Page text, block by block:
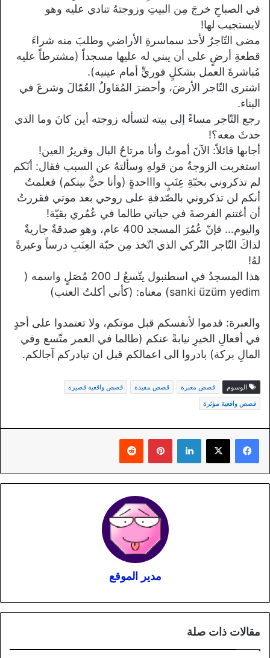
في الصباحِ خرجَ مِن البيتِ وزوجتهُ تنادي عليه وهو
لايستجيب لها!
مضى التّاجرُ لأحد سماسرةِ الأراضي وطلبَ منه شراءَ
قطعةِ أرضٍ على أن يبني له عليها مسجداً (مشترطاً عليه
مُباشرةَ العمل بشكلٍ فوريٍّ أمام عينيه).
اشترى التّاجر الأرضَ، وأحضرَ المُقاولُ العُمّالَ وشرعَ في
البناء.
رجع التّاجر مساءً إلى بيته لتسأله زوجته أين كانَ وما الذي
حدثَ معه؟!
أجابها قائلاً: الآنَ أموتُ وأنا مرتاحُ البال وقريرُ العين!
استغربت الزوجةُ من قولهِ وسألتهُ عن السبب فقال: أنّكم
لم تذكروني بحبّةِ عِنَبٍ واااحدةٍ (وأنا حيٌّ بينكم) فعلمتُ
أنكم لن تذكروني بالصّدقةِ على روحي بعد موتي فقررتُ
أن أغتنم الفرصةَ في حياتي طالما في عُمُري بقيّة!
واليوم… فإنّ عُمُرَ المسجد 400 عام، وهو صدقةٌ جاريةٌ
لذاكَ التّاجر التّركي الذي اتّخذ مِن حبّة العِنَبِ درساً وعبرةً
لهُ!
هذا المسجدُ في اسطنبول يتّسعُ لـ 200 مُصَلٍ واسمه (
sanki üzüm yedim) معناه: (كأني أكلتُ العنب)
والعبرة: قدموا لأنفسكم قبل موتكم، ولا تعتمدوا على أحدٍ
في أفعالِ الخيرِ نيابةً عنكم (طالما في العمر متّسع وفي
المالِ بركة) بادروا الى اعمالكم قبل ان تبادركم آجالكم.
الوسوم قصص معبرة قصص مفيدة
قصص واقعية قصيرة
قصص واقعية مؤثرة
لينكدإن بينتيريست
مدير الموقع
مقالات ذات صلة